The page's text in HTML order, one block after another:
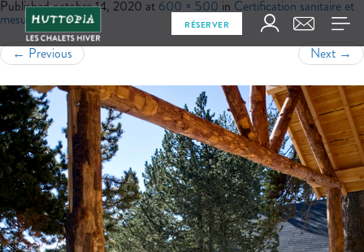
RÉSERVER
Publishedoctobre 14, 2020 at 600 × 500 in Certification sanitaire et
mesures d’hygiène
← Previous Next →